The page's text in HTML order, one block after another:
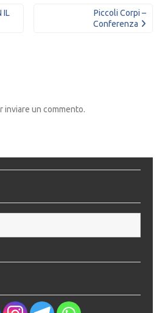
IL
Piccoli Corpi –
Conferenza
inviare un commento.